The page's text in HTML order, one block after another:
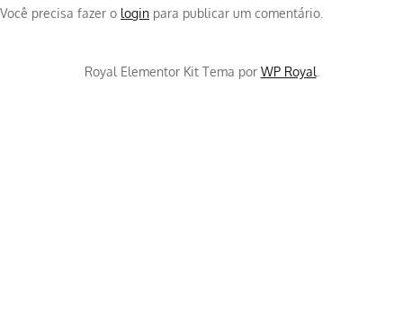
Você precisa fazer o login para publicar um comentário.
Royal Elementor Kit Tema por WP Royal